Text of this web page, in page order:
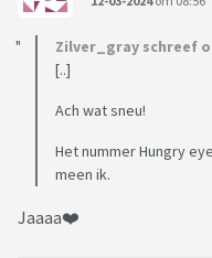
Zilver_gray schreef
[..]
Ach wat sneu!
Het nummer Hungry
meen ik.
Jaaaa❤️